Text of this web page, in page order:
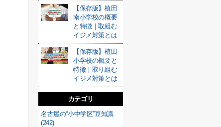
【保存版】植田
南小学校の概要
と特徴｜取組む
イジメ対策とは
【保存版】植田
小学校の概要と
特徴｜取り組む
イジメ対策とは
カテゴリ
名古屋の“小中学区”豆知識
(242)